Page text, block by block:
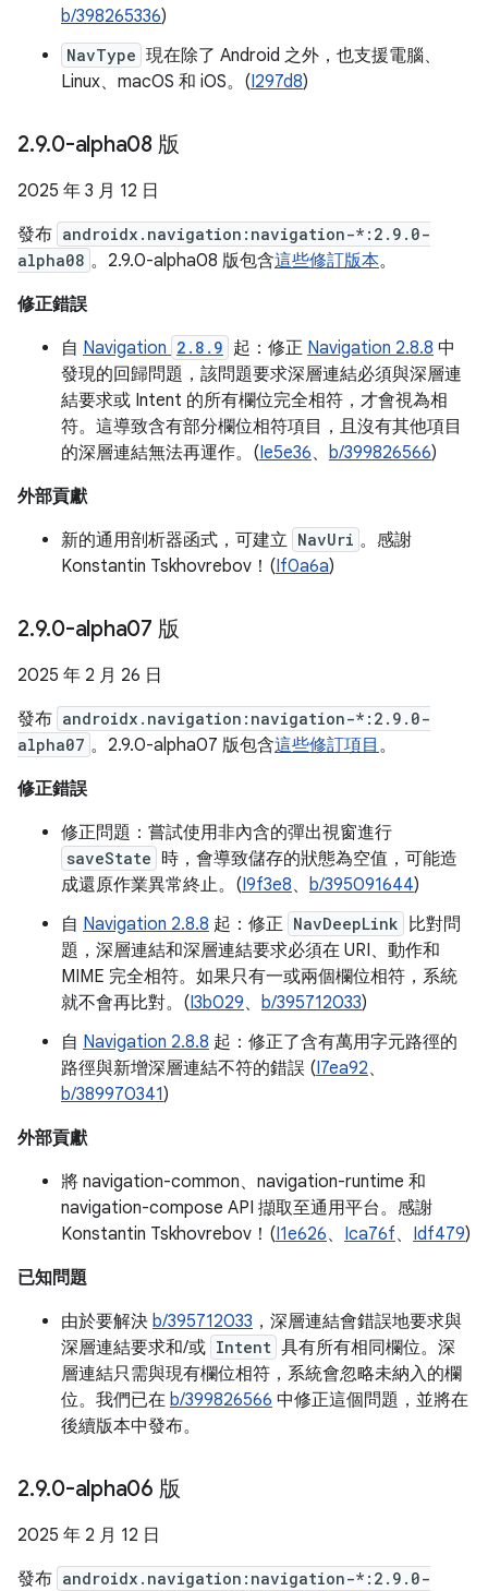
b/398265336)
NavType 現在除了 Android 之外，也支援電腦、
Linux、macOS 和 iOS。(I297d8)
2.9.0-alpha08 版
2025 年 3 月 12 日
發布 androidx.navigation:navigation-*:2.9.0-
alpha08 。2.9.0-alpha08 版包含這些修訂版本。
修正錯誤
自 Navigation 2.8.9 起：修正 Navigation 2.8.8 中
發現的回歸問題，該問題要求深層連結必須與深層連
結要求或 Intent 的所有欄位完全相符，才會視為相
符。這導致含有部分欄位相符項目，且沒有其他項目
的深層連結無法再運作。(Ie5e36、 b/399826566)
外部貢獻
新的通用剖析器函式，可建立 NavUri 。感謝
Konstantin Tskhovrebov！(If0a6a)
2.9.0-alpha07 版
2025 年 2 月 26 日
發布 androidx.navigation:navigation-*:2.9.0-
alpha07 。2.9.0-alpha07 版包含這些修訂項目 。
修正錯誤
修正問題：嘗試使用非內含的彈出視窗進行
saveState 時，會導致儲存的狀態為空值，可能造
成還原作業異常終止。(I9f3e8、 b/395091644)
自 Navigation 2.8.8 起：修正 NavDeepLink 比對問
題，深層連結和深層連結要求必須在 URI、動作和
MIME 完全相符。如果只有一或兩個欄位相符，系統
就不會再比對。(I3b029、 b/395712033)
自 Navigation 2.8.8 起：修正了含有萬用字元路徑的
路徑與新增深層連結不符的錯誤 (I7ea92、
b/389970341)
外部貢獻
將 navigation-common、navigation-runtime 和
navigation-compose API 擷取至通用平台。感謝
Konstantin Tskhovrebov！(I1e626、 Ica76f、 Idf479)
已知問題
由於要解決 b/395712033 ，深層連結會錯誤地要求與
深層連結要求和/或 Intent 具有所有相同欄位。深
層連結只需與現有欄位相符，系統會忽略未納入的欄
位。我們已在 b/399826566 中修正這個問題，並將在
後續版本中發布。
2.9.0-alpha06 版
2025 年 2 月 12 日
發布 androidx.navigation:navigation-*:2.9.0-